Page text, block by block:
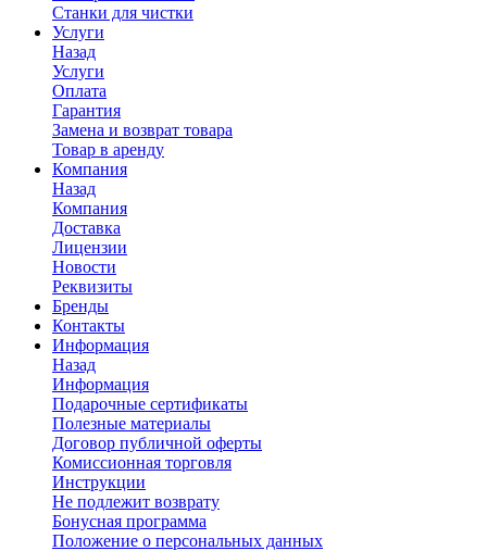
Станки для чистки
Услуги
Назад
Услуги
Оплата
Гарантия
Замена и возврат товара
Товар в аренду
Компания
Назад
Компания
Доставка
Лицензии
Новости
Реквизиты
Бренды
Контакты
Информация
Назад
Информация
Подарочные сертификаты
Полезные материалы
Договор публичной оферты
Комиссионная торговля
Инструкции
Не подлежит возврату
Бонусная программа
Положение о персональных данных